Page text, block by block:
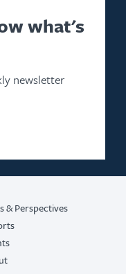
what's
newsletter
& Perspectives